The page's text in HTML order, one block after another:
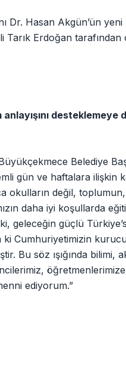
Dr. Hasan Akgün’ün
Tarık Erdoğan tarafından
desteklemeye
Belediye
gün ve haftalara ilişkin
okulların değil,
daha iyi koşullarda
geleceğin güçlü
ki Cumhuriyetimizin
Bu söz ışığında bilimi,
ediyorum.”